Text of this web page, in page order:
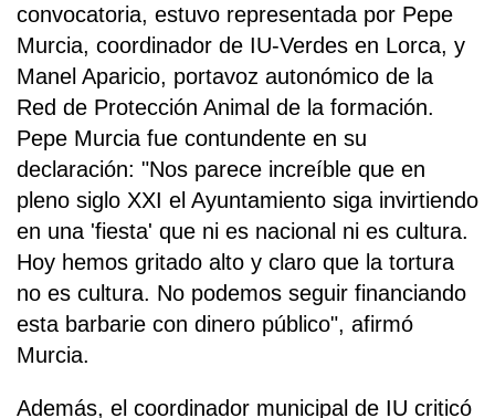
convocatoria, estuvo representada por Pepe
Murcia, coordinador de IU-Verdes en Lorca, y
Manel Aparicio, portavoz autonómico de la
Red de Protección Animal de la formación.
Pepe Murcia fue contundente en su
declaración: "Nos parece increíble que en
pleno siglo XXI el Ayuntamiento siga invirtiendo
en una 'fiesta' que ni es nacional ni es cultura.
Hoy hemos gritado alto y claro que la tortura
no es cultura. No podemos seguir financiando
esta barbarie con dinero público", afirmó
Murcia.
Además, el coordinador municipal de IU criticó